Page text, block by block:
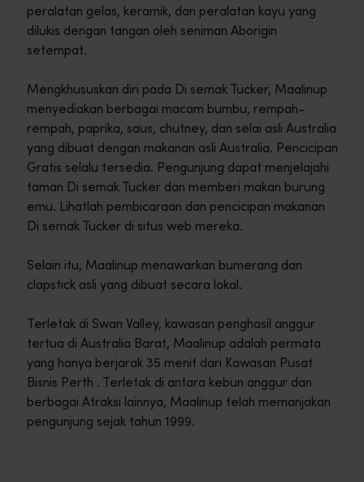
peralatan gelas, keramik, dan peralatan kayu yang
dilukis dengan tangan oleh seniman Aborigin
setempat.
Mengkhususkan diri pada Di semak Tucker, Maalinup
menyediakan berbagai macam bumbu, rempah-
rempah, paprika, saus, chutney, dan selai asli Australia
yang dibuat dengan makanan asli Australia. Pencicipan
Gratis selalu tersedia. Pengunjung dapat menjelajahi
taman Di semak Tucker dan memberi makan burung
emu. Lihatlah pembicaraan dan pencicipan makanan
Di semak Tucker di situs web mereka.
Selain itu, Maalinup menawarkan bumerang dan
clapstick asli yang dibuat secara lokal.
Terletak di Swan Valley, kawasan penghasil anggur
tertua di Australia Barat, Maalinup adalah permata
yang hanya berjarak 35 menit dari Kawasan Pusat
Bisnis Perth . Terletak di antara kebun anggur dan
berbagai Atraksi lainnya, Maalinup telah memanjakan
pengunjung sejak tahun 1999.